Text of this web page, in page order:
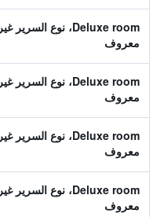
Deluxe room، نوع السرير غير
معروف
Deluxe room، نوع السرير غير
معروف
Deluxe room، نوع السرير غير
معروف
Deluxe room، نوع السرير غير
معروف